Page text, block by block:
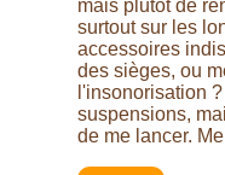
mais plutôt de
surtout sur les
accessoires
des sièges, ou
l'insonorisation
suspensions,
de me lancer.